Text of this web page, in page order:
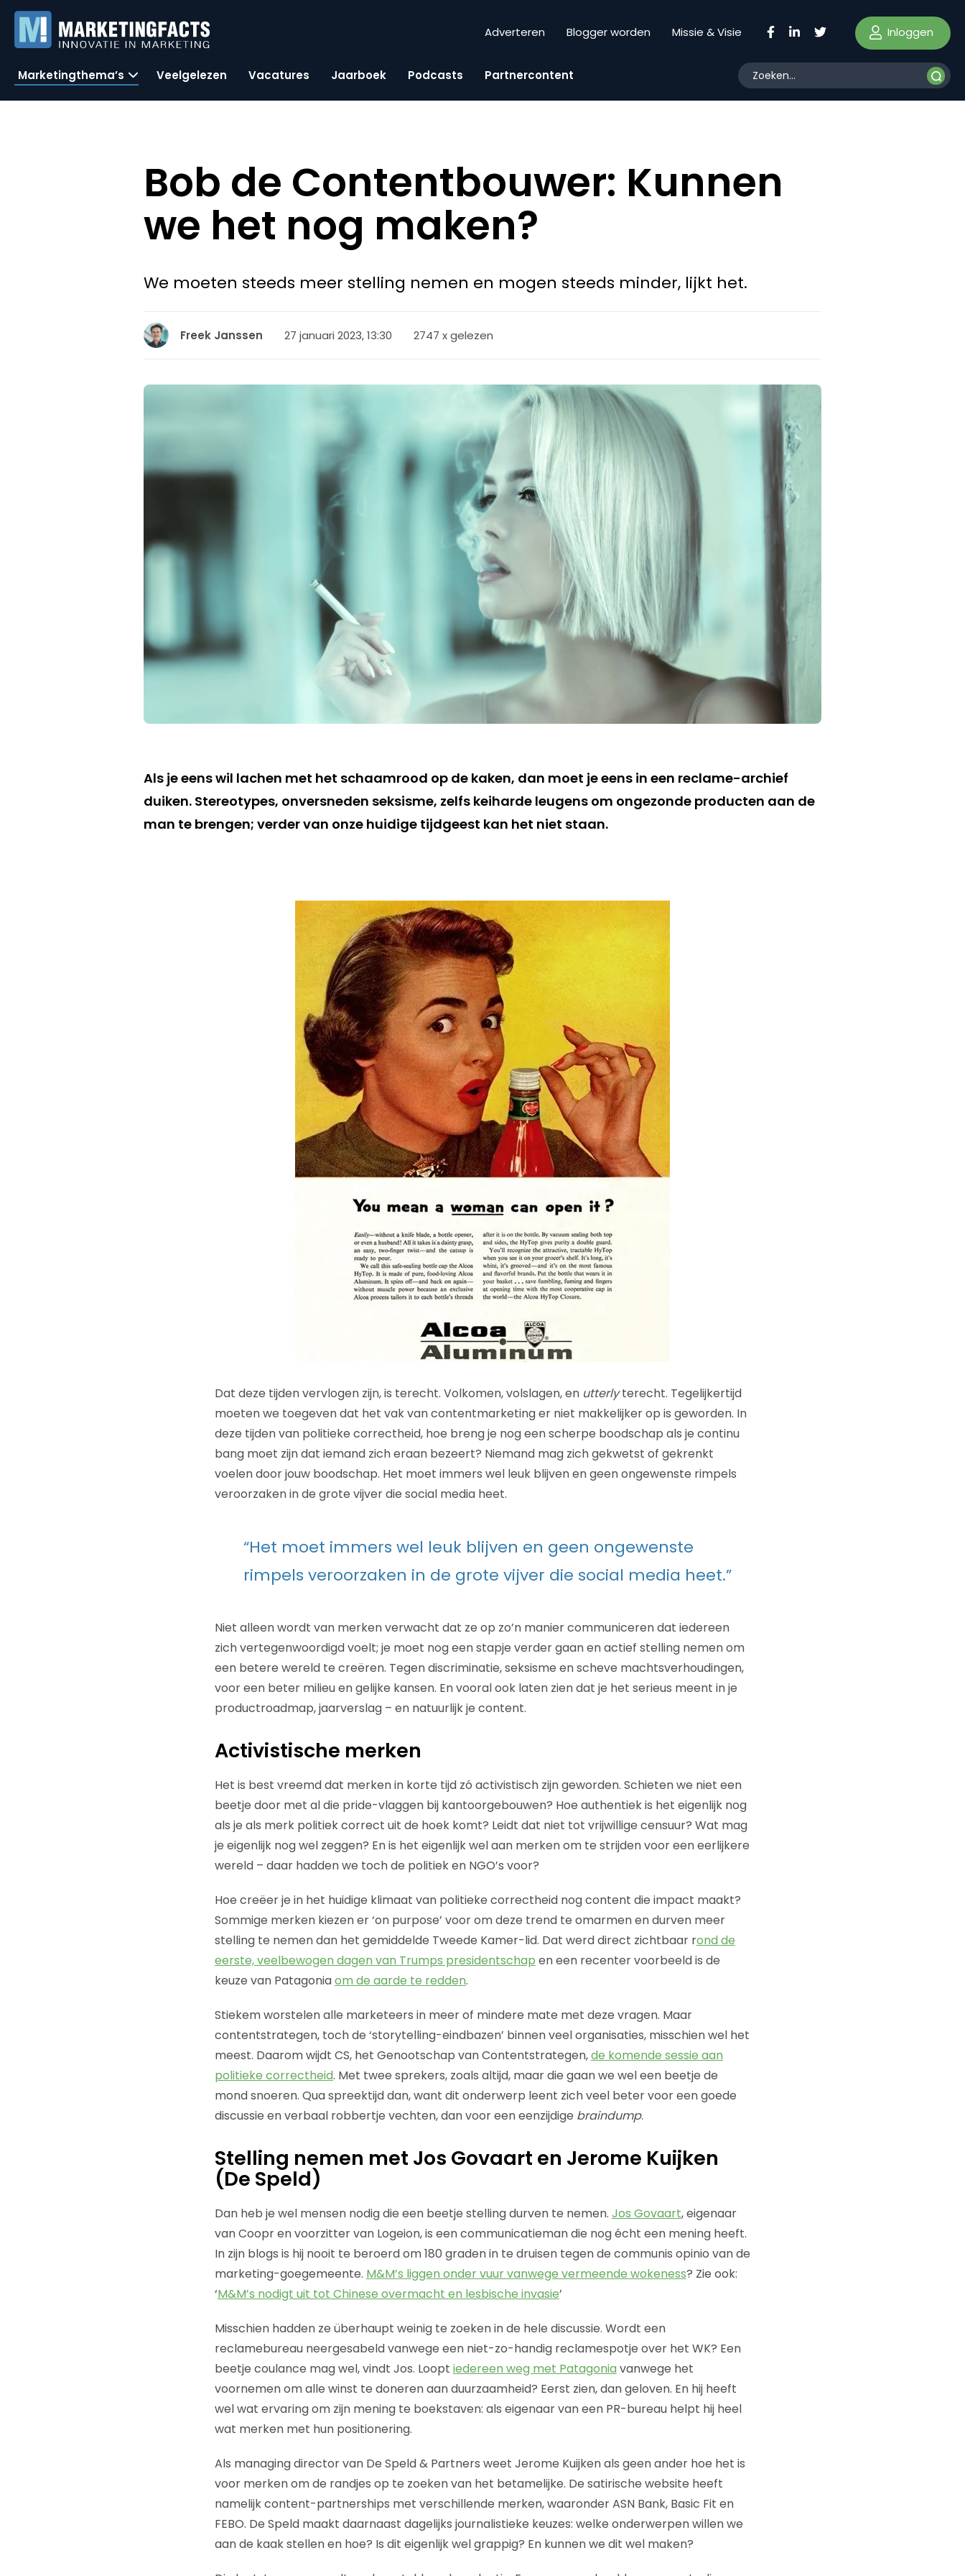
Adverteren Blogger worden Missie & Visie Inloggen
Marketingthema’s Veelgelezen Vacatures Jaarboek Podcasts Partnercontent
Bob de Contentbouwer: Kunnen
we het nog maken?
We moeten steeds meer stelling nemen en mogen steeds minder, lijkt het.
Freek Janssen 27 januari 2023, 13:30 2747 x gelezen
Als je eens wil lachen met het schaamrood op de kaken, dan moet je eens in een reclame-archief
duiken. Stereotypes, onversneden seksisme, zelfs keiharde leugens om ongezonde producten aan de
man te brengen; verder van onze huidige tijdgeest kan het niet staan.
Dat deze tijden vervlogen zijn, is terecht. Volkomen, volslagen, en utterlyterecht. Tegelijkertijd
moeten we toegeven dat het vak van contentmarketing er niet makkelijker op is geworden. In
deze tijden van politieke correctheid, hoe breng je nog een scherpe boodschap als je continu
bang moet zijn dat iemand zich eraan bezeert? Niemand mag zich gekwetst of gekrenkt
voelen door jouw boodschap. Het moet immers wel leuk blijven en geen ongewenste rimpels
veroorzaken in de grote vijver die social media heet.
“Het moet immers wel leuk blijven en geen ongewenste
rimpels veroorzaken in de grote vijver die social media heet.”
Niet alleen wordt van merken verwacht dat ze op zo’n manier communiceren dat iedereen
zich vertegenwoordigd voelt; je moet nog een stapje verder gaan en actief stelling nemen om
een betere wereld te creëren. Tegen discriminatie, seksisme en scheve machtsverhoudingen,
voor een beter milieu en gelijke kansen. En vooral ook laten zien dat je het serieus meent in je
productroadmap, jaarverslag – en natuurlijk je content.
Activistische merken
Het is best vreemd dat merken in korte tijd zó activistisch zijn geworden. Schieten we niet een
beetje door met al die pride-vlaggen bij kantoorgebouwen? Hoe authentiek is het eigenlijk nog
als je als merk politiek correct uit de hoek komt? Leidt dat niet tot vrijwillige censuur? Wat mag
je eigenlijk nog wel zeggen? En is het eigenlijk wel aan merken om te strijden voor een eerlijkere
wereld – daar hadden we toch de politiek en NGO’s voor?
Hoe creëer je in het huidige klimaat van politieke correctheid nog content die impact maakt?
Sommige merken kiezen er ‘on purpose’ voor om deze trend te omarmen en durven meer
stelling te nemen dan het gemiddelde Tweede Kamer-lid. Dat werd direct zichtbaar rond de
eerste, veelbewogen dagen van Trumps presidentschap en een recenter voorbeeld is de
keuze van Patagoniaom de aarde te redden.
Stiekem worstelen alle marketeers in meer of mindere mate met deze vragen. Maar
contentstrategen, toch de ‘storytelling-eindbazen’ binnen veel organisaties, misschien wel het
meest. Daarom wijdt CS, het Genootschap van Contentstrategen,de komende sessie aan
politieke correctheid. Met twee sprekers, zoals altijd, maar die gaan we wel een beetje de
mond snoeren. Qua spreektijd dan, want dit onderwerp leent zich veel beter voor een goede
discussie en verbaal robbertje vechten, dan voor een eenzijdige braindump.
Stelling nemen met Jos Govaart en Jerome Kuijken
(De Speld)
Dan heb je wel mensen nodig die een beetje stelling durven te nemen. Jos Govaart, eigenaar
van Coopr en voorzitter van Logeion, is een communicatieman die nog écht een mening heeft.
In zijn blogs is hij nooit te beroerd om 180 graden in te druisen tegen de communis opinio van de
marketing-goegemeente. M&M’s liggen onder vuur vanwege vermeende wokeness? Zie ook:
‘M&M’s nodigt uit tot Chinese overmacht en lesbische invasie’
Misschien hadden ze überhaupt weinig te zoeken in de hele discussie. Wordt een
reclamebureau neergesabeld vanwege een niet-zo-handig reclamespotje over het WK? Een
beetje coulance mag wel, vindt Jos. Loopt iedereen weg met Patagonia vanwege het
voornemen om alle winst te doneren aan duurzaamheid? Eerst zien, dan geloven. En hij heeft
wel wat ervaring om zijn mening te boekstaven: als eigenaar van een PR-bureau helpt hij heel
wat merken met hun positionering.
Als managing director van De Speld & Partners weet Jerome Kuijken als geen ander hoe het is
voor merken om de randjes op te zoeken van het betamelijke. De satirische website heeft
namelijk content-partnerships met verschillende merken, waaronder ASN Bank, Basic Fit en
FEBO. De Speld maakt daarnaast dagelijks journalistieke keuzes: welke onderwerpen willen we
aan de kaak stellen en hoe? Is dit eigenlijk wel grappig? En kunnen we dit wel maken?